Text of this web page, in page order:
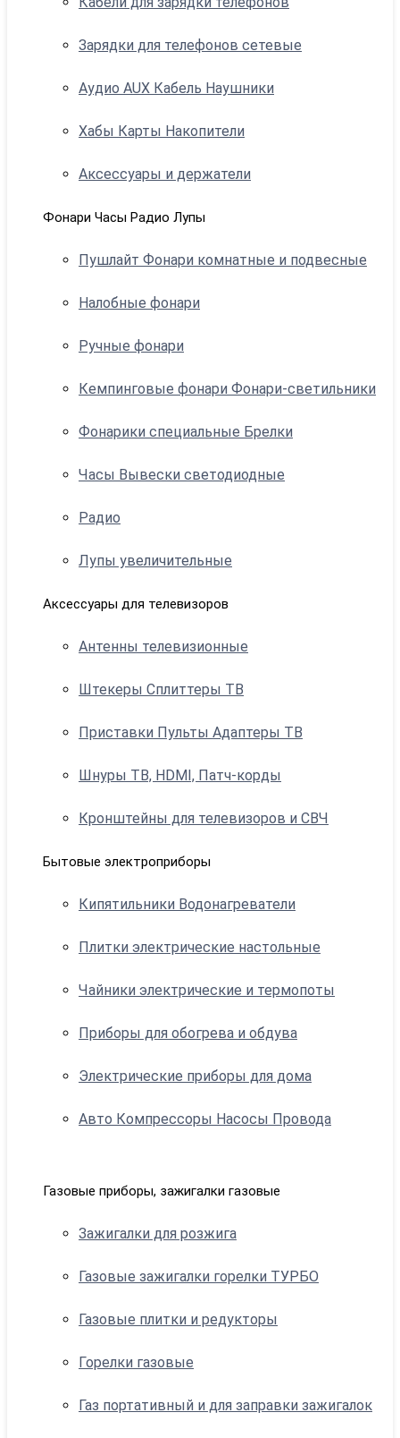
Зарядки для телефонов сетевые
Аудио AUX Кабель Наушники
Хабы Карты Накопители
Аксессуары и держатели
Фонари Часы Радио Лупы
Пушлайт Фонари комнатные и подвесные
Налобные фонари
Ручные фонари
Кемпинговые фонари Фонари-светильники
Фонарики специальные Брелки
Часы Вывески светодиодные
Радио
Лупы увеличительные
Аксессуары для телевизоров
Антенны телевизионные
Штекеры Сплиттеры ТВ
Приставки Пульты Адаптеры ТВ
Шнуры ТВ, HDMI, Патч-корды
Кронштейны для телевизоров и СВЧ
Бытовые электроприборы
Кипятильники Водонагреватели
Плитки электрические настольные
Чайники электрические и термопоты
Приборы для обогрева и обдува
Электрические приборы для дома
Авто Компрессоры Насосы Провода
Газовые приборы, зажигалки газовые
Зажигалки для розжига
Газовые зажигалки горелки ТУРБО
Газовые плитки и редукторы
Горелки газовые
Газ портативный и для заправки зажигалок